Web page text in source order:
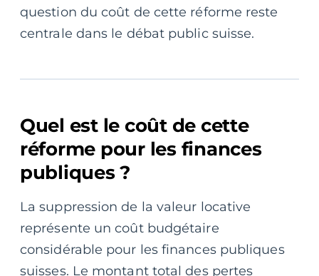
question du coût de cette réforme reste
centrale dans le débat public suisse.
Quel est le coût de cette
réforme pour les finances
publiques ?
La suppression de la valeur locative
représente un coût budgétaire
considérable pour les finances publiques
suisses. Le montant total des pertes